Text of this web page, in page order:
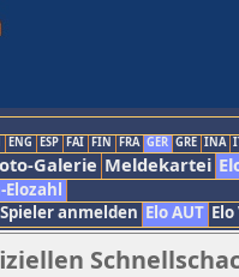
ENG ESP FAI FIN FRA GER GRE INA
Galerie Meldekartei
Spieler anmelden Elo AUT